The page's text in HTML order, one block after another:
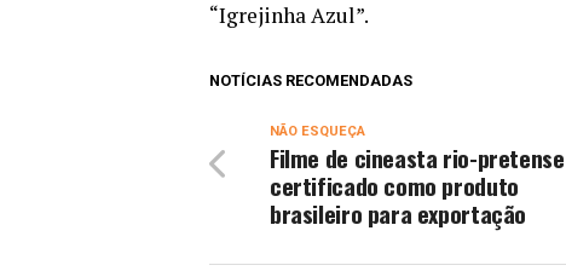
“Igrejinha Azul”.
NOTÍCIAS RECOMENDADAS
NÃO ESQUEÇA
Filme de cineasta rio-
certificado como produto
brasileiro para exportação